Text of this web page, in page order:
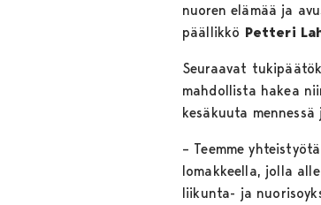
nuoren elämää ja
päällikkö Petteri
Seuraavat
mahdollista hakea
kesäkuuta
– Teemme
lomakkeella, jolla
liikunta- ja